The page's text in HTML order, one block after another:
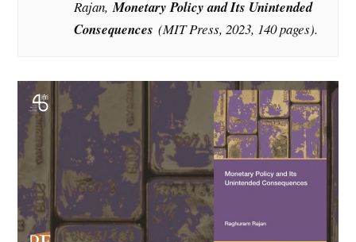
Rajan, Monetary Policy and Its Unintended
Consequences(MIT Press, 2023, 140 pages).